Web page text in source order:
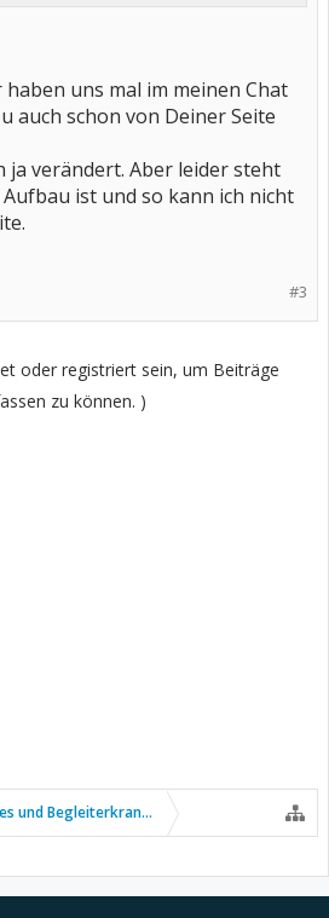
uns mal im meinen Chat
auch schon von Deiner Seite
ja verändert. Aber leider steht
Aufbau ist und so kann ich nicht
#3
oder registriert sein, um Beiträge
zu können. )
und Begleiterkrankungen